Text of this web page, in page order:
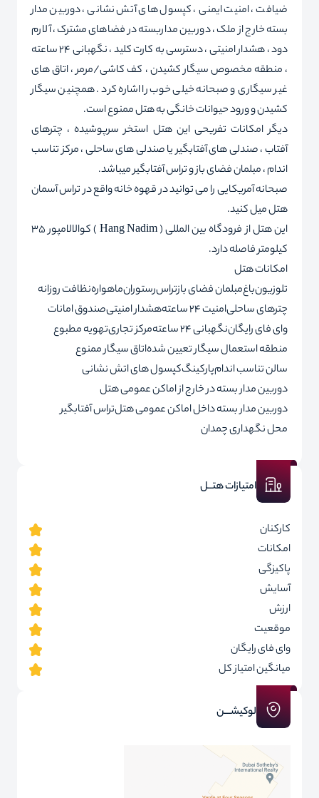
ضیافت ، امنیت ایمنی ، کپسول های آتش نشانی ، دوربین مدار
بسته خارج از ملک ، دوربین مداربسته در فضاهای مشترک ، آلارم
دود ، هشدار امنیتی ، دسترسی به کارت کلید ، نگهبانی 24 ساعته
، منطقه مخصوص سیگار کشیدن ، کف کاشی/مرمر ، اتاق های
غیر سیگاری و صبحانه خیلی خوب را اشاره کرد . همچنین سیگار
کشیدن و ورود حیوانات خانگی به هتل ممنوع است.
دیگر امکانات تفریحی این هتل استخر سرپوشیده ، چترهای
آفتاب ، صندلی های آفتابگیر یا صندلی های ساحلی ، مرکز تناسب
اندام ، مبلمان فضای باز و تراس آفتابگیر میباشد.
صبحانه آمریکایی را می توانید در قهوه خانه واقع در تراس آسمان
هتل میل کنید.
این هتل از فرودگاه بین المللی ( Hang Nadim ) کوالالامپور 35
کیلومتر فاصله دارد.
امکانات هتل
تلوزیونباغمبلمان فضای بازتراسرستورانماهوارهنظافت روزانه
چترهای ساحلیامنیت 24 ساعته هشدار امنیتیصندوق امانات
وای فای رایگاننگهبانی 24 ساعته مرکز تجاریتهویه مطبوع
منطقه استعمال سیگار تعیین شدهاتاق سیگار ممنوع
سالن تناسب اندامپارکینگکپسول های اتش نشانی
دوربین مدار بسته در خارج از اماکن عمومی هتل
دوربین مدار بسته داخل اماکن عمومی هتلتراس آفتابگیر
محل نگهداری چمدان
امتیازات هتــل
کارکنان
امکانات
پاکیزگی
آسایش
ارزش
موقعیت
وای فای رایگان
میانگین امتیاز کل
لوکیشـــن